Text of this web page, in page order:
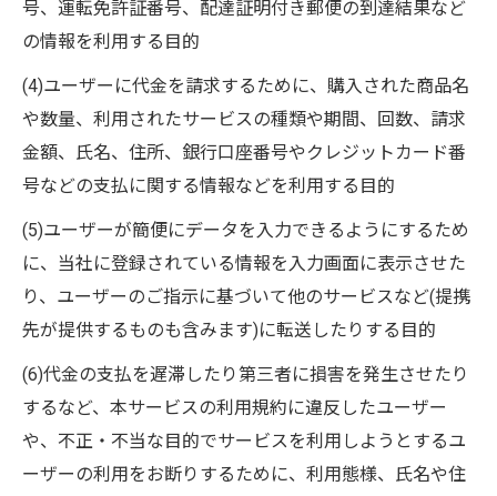
号、運転免許証番号、配達証明付き郵便の到達結果など
の情報を利用する目的
(4)ユーザーに代金を請求するために、購入された商品名
や数量、利用されたサービスの種類や期間、回数、請求
金額、氏名、住所、銀行口座番号やクレジットカード番
号などの支払に関する情報などを利用する目的
(5)ユーザーが簡便にデータを入力できるようにするため
に、当社に登録されている情報を入力画面に表示させた
り、ユーザーのご指示に基づいて他のサービスなど(提携
先が提供するものも含みます)に転送したりする目的
(6)代金の支払を遅滞したり第三者に損害を発生させたり
するなど、本サービスの利用規約に違反したユーザー
や、不正・不当な目的でサービスを利用しようとするユ
ーザーの利用をお断りするために、利用態様、氏名や住